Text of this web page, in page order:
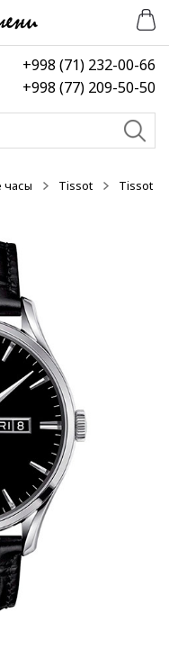
+998 (71) 232-00-66
+998 (77) 209-50-50
Tissot
Tissot